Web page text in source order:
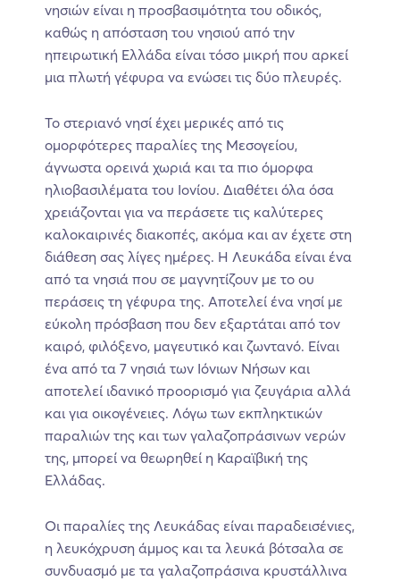
νησιών είναι η προσβασιμότητα του οδικός,
καθώς η απόσταση του νησιού από την
ηπειρωτική Ελλάδα είναι τόσο μικρή που αρκεί
μια πλωτή γέφυρα να ενώσει τις δύο πλευρές.
Το στεριανό νησί έχει μερικές από τις
ομορφότερες παραλίες της Μεσογείου,
άγνωστα ορεινά χωριά και τα πιο όμορφα
ηλιοβασιλέματα του Ιονίου. Διαθέτει όλα όσα
χρειάζονται για να περάσετε τις καλύτερες
καλοκαιρινές διακοπές, ακόμα και αν έχετε στη
διάθεση σας λίγες ημέρες. Η Λευκάδα είναι ένα
από τα νησιά που σε μαγνητίζουν με το ου
περάσεις τη γέφυρα της. Αποτελεί ένα νησί με
εύκολη πρόσβαση που δεν εξαρτάται από τον
καιρό, φιλόξενο, μαγευτικό και ζωντανό. Είναι
ένα από τα 7 νησιά των Ιόνιων Νήσων και
αποτελεί ιδανικό προορισμό για ζευγάρια αλλά
και για οικογένειες. Λόγω των εκπληκτικών
παραλιών της και των γαλαζοπράσινων νερών
της, μπορεί να θεωρηθεί η Καραϊβική της
Ελλάδας.
Οι παραλίες της Λευκάδας είναι παραδεισένιες,
η λευκόχρυση άμμος και τα λευκά βότσαλα σε
συνδυασμό με τα γαλαζοπράσινα κρυστάλλινα